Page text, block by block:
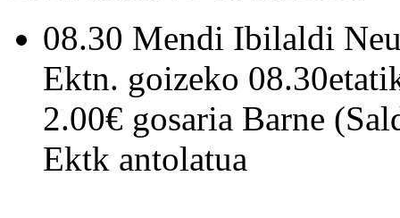
08.30 Mendi Ibilaldi
Ektn. goizeko
2.00€ gosaria Barne
Ektk antolatua